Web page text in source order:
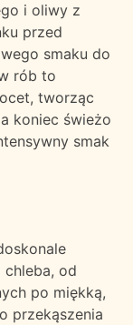
i oliwy z
przed
smaku do
rób to
tworząc
koniec świeżo
smak
od
po miękką,
przekąszenia